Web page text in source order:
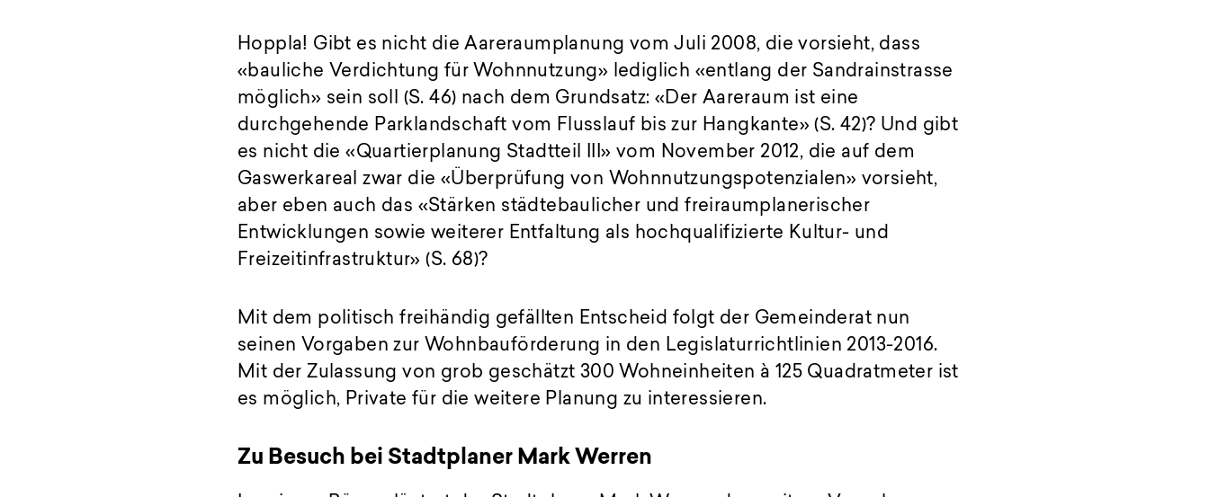
Hoppla! Gibt es nicht die Aareraumplanung vom Juli 2008, die vorsieht, dass
«bauliche Verdichtung für Wohnnutzung» lediglich «entlang der Sandrainstrasse
möglich» sein soll (S. 46) nach dem Grundsatz: «Der Aareraum ist eine
durchgehende Parklandschaft vom Flusslauf bis zur Hangkante» (S. 42)? Und gibt
es nicht die «Quartierplanung Stadtteil III» vom November 2012, die auf dem
Gaswerkareal zwar die «Überprüfung von Wohnnutzungspotenzialen» vorsieht,
aber eben auch das «Stärken städtebaulicher und freiraumplanerischer
Entwicklungen sowie weiterer Entfaltung als hochqualifizierte Kultur- und
Freizeitinfrastruktur» (S. 68)?
Mit dem politisch freihändig gefällten Entscheid folgt der Gemeinderat nun
seinen Vorgaben zur Wohnbauförderung in den Legislaturrichtlinien 2013-2016.
Mit der Zulassung von grob geschätzt 300 Wohneinheiten à 125 Quadratmeter ist
es möglich, Private für die weitere Planung zu interessieren.
Zu Besuch bei Stadtplaner Mark Werren